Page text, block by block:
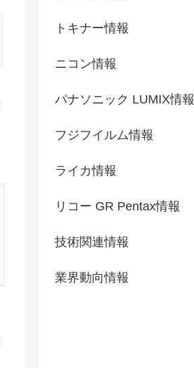
トキナー情報
ニコン情報
パナソニック LUMIX情報
フジフイルム情報
ライカ情報
リコー GR Pentax情報
技術関連情報
業界動向情報